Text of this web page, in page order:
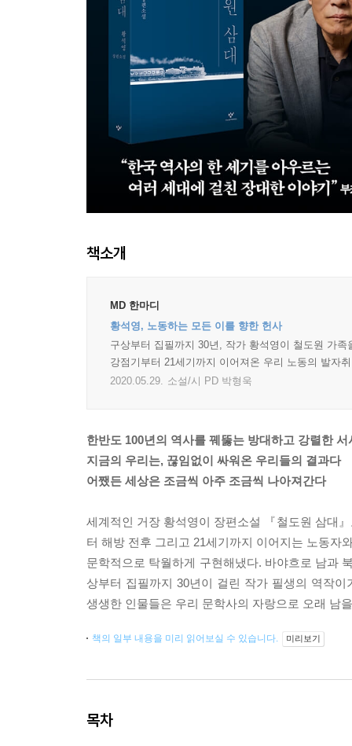
책소개
MD 한마디
황석영, 노동하는 모든 이를 향한 헌사
구상부터 집필까지 30년, 작가 황석영이 철도원 가
강점기부터 21세기까지 이어져온 우리 노동의 발자
2020.05.29. 소설/시 PD 박형욱
한반도 100년의 역사를 꿰뚫는 방대하고 강렬한 서
지금의 우리는, 끊임없이 싸워온 우리들의 결과다
어쨌든 세상은 조금씩 아주 조금씩 나아져간다
세계적인 거장 황석영이 장편소설 『철도원 삼대
터 해방 전후 그리고 21세기까지 이어지는 노동자
문학적으로 탁월하게 구현해냈다. 바야흐로 남과
상부터 집필까지 30년이 걸린 작가 필생의 역작
생생한 인물들은 우리 문학사의 자랑으로 오래 남
책의 일부 내용을 미리 읽어보실 수 있습니다. 미리보기
목차